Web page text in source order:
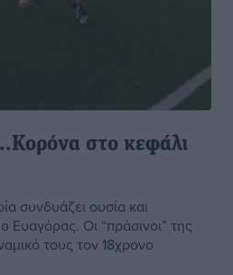
στο κεφάλι
συνδυάζει ουσία και
Οι “πράσινοι” της
τους τον 18χρονο